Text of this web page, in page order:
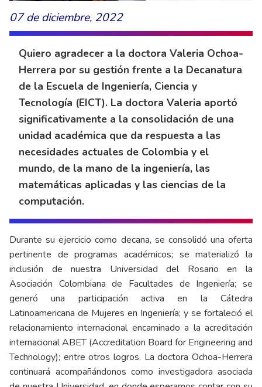
07 de diciembre, 2022
Quiero agradecer a la doctora Valeria Ochoa-
Herrera por su gestión frente a la Decanatura
de la Escuela de Ingeniería, Ciencia y
Tecnología (EICT). La doctora Valeria aportó
significativamente a la consolidación de una
unidad académica que da respuesta a las
necesidades actuales de Colombia y el
mundo, de la mano de la ingeniería, las
matemáticas aplicadas y las ciencias de la
computación.
Durante su ejercicio como decana, se consolidó una oferta
pertinente de programas académicos; se materializó la
inclusión de nuestra Universidad del Rosario en la
Asociación Colombiana de Facultades de Ingeniería; se
generó una participación activa en la Cátedra
Latinoamericana de Mujeres en Ingeniería; y se fortaleció el
relacionamiento internacional encaminado a la acreditación
internacional ABET (Accreditation Board for Engineering and
Technology); entre otros logros. La doctora Ochoa-Herrera
continuará acompañándonos como investigadora asociada